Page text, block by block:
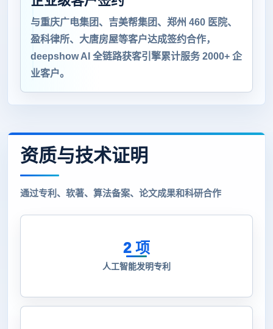
与重庆广电集团、吉美帮集团、郑州 460 医院、
盈科律所、大唐房屋等客户达成签约合作，
deepshow AI 全链路获客引擎累计服务 2000+ 企
业客户。
资质与技术证明
通过专利、软著、算法备案、论文成果和科研合作
2 项
人工智能发明专利